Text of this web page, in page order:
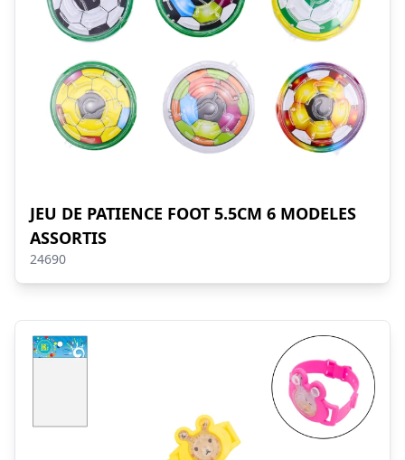
JEU DE PATIENCE FOOT 5.5CM 6 MODELES
ASSORTIS
24690